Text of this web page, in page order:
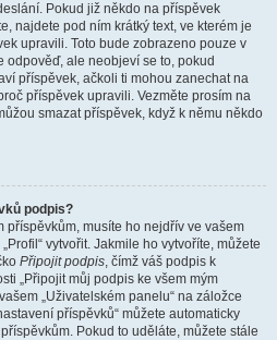
Pokud již někdo na příspěvek
najdete pod ním krátký text, ve kterém je
upravili. Toto bude zobrazeno pouze v
odpověď, ale neobjeví se to, pokud
příspěvek, ačkoli ti mohou zanechat na
příspěvek upravili. Vezměte prosím na
smazat příspěvek, když k němu někdo
podpis?
příspěvkům, musíte ho nejdřív ve vašem
vytvořit. Jakmile ho vytvoříte, můžete
Připojit podpis, čímž váš podpis k
„Připojit můj podpis ke všem mým
„Uživatelském panelu“ na záložce
příspěvků“ můžete automaticky
Pokud to uděláte, můžete stále